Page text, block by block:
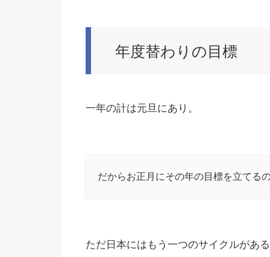
年度替わりの目標
一年の計は元旦にあり。
だからお正月にその年の目標を立てる
ただ日本にはもう一つのサイクルがある